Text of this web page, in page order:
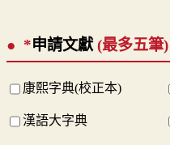
*申請文獻 (最多五筆)
康熙字典(校正本)
漢語大字典